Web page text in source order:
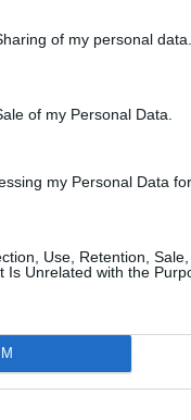
of my personal data.
of my Personal Data.
my Personal Data
Use, Retention,
Is Unrelated with the
dwóch aut. Na
z sekcji prasowej